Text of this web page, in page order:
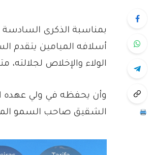
بمناسبة الذكرى
أسلافه الميامين يتقدم
الولاء والإخلاص
وأن يحفظه في ولي عهده
الشقيق صاحب السمو